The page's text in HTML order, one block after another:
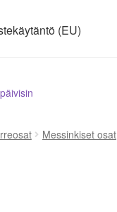
(EU)
Messinkiset osat